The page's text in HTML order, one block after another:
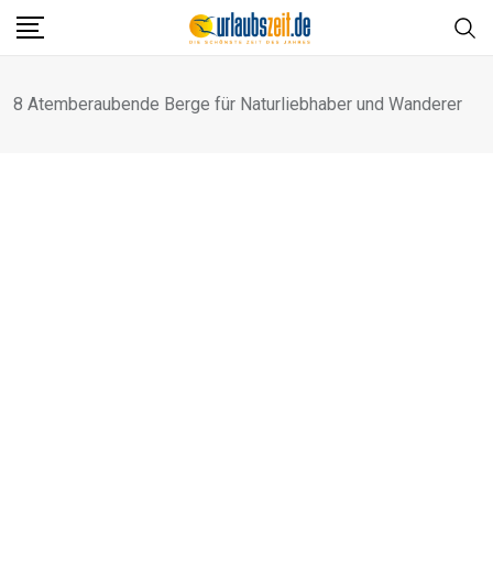
Skip
8 Atemberaubende Berge für Naturliebhaber und Wanderer